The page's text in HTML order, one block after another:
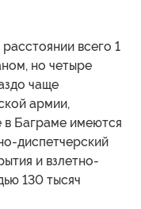
всего 1
но четыре
чаще
армии,
в Баграме имеются
диспетчерский
и взлетно-
130 тысяч